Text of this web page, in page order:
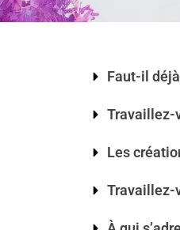
Faut-il
Travaillez-
Les
Travaillez-